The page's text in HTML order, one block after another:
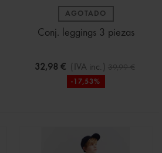
AGOTADO
Conj. leggings 3 piezas
32,98 € (IVA inc.) 39,99 €
-17,53%